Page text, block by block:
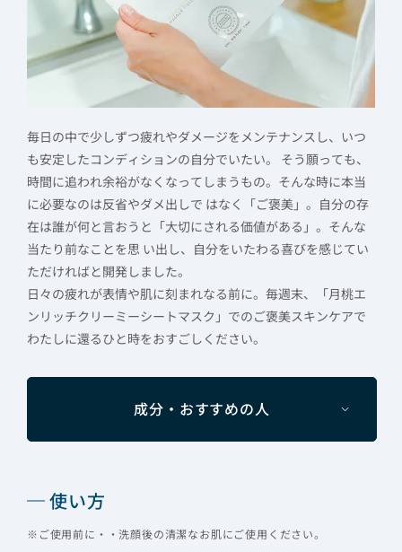
毎日の中で少しずつ疲れやダメージをメンテナンスし、いつ
も安定したコンディションの自分でいたい。 そう願っても、
時間に追われ余裕がなくなってしまうもの。そんな時に本当
に必要なのは反省やダメ出しで はなく「ご褒美」。自分の存
在は誰が何と言おうと「大切にされる価値がある」。そんな
当たり前なことを思 い出し、自分をいたわる喜びを感じてい
ただければと開発しました。
日々の疲れが表情や肌に刻まれなる前に。毎週末、「月桃エ
ンリッチクリーミーシートマスク」でのご褒美スキンケアで
わたしに還るひと時をおすごしください。
成分・おすすめの人
使い方
※ご使用前に・・洗顔後の清潔なお肌にご使用ください。